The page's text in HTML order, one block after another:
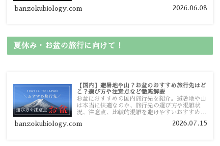
ガイドマップからスムーズに見つけていただけま
banzokubiology.com 2026.06.08
夏休み・お盆の旅行に向けて！
【国内】避暑地や山？お盆のおすすめ旅行先はど
こ？選び方や注意点など徹底解説
お盆におすすめの国内旅行先を紹介。避暑地や山
は本当に快適なのか、旅行先の選び方や混雑状
況、注意点、比較的混雑を避けやすいおすすめス
す。
banzokubiology.com 2026.07.15